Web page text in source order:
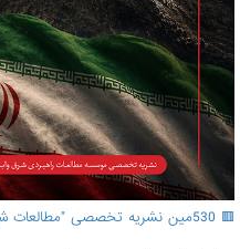
🟥 530مین نشریه تخصصی "مطالعات شرق" منتشر شد.